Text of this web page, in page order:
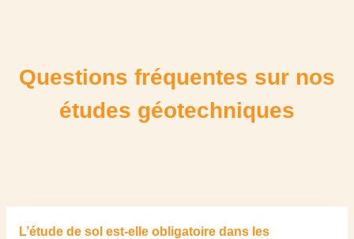
Questions fréquentes sur nos
études géotechniques
L’étude de sol est-elle obligatoire dans les